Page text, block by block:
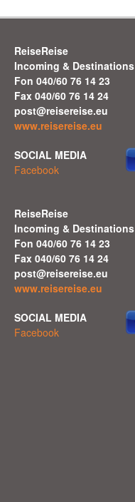
ReiseReise
Incoming & Destinations
Fon 040/60 76 14 23
Fax 040/60 76 14 24
post@reisereise.eu
www.reisereise.eu
SOCIAL MEDIA
Facebook
ReiseReise
Incoming & Destinations
Fon 040/60 76 14 23
Fax 040/60 76 14 24
post@reisereise.eu
www.reisereise.eu
SOCIAL MEDIA
Facebook